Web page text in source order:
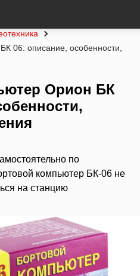
06: описание, особенности,
Орион БК
по
компьютер БК-06 не
на станцию